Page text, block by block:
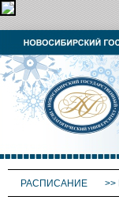
РАСПИСАНИЕ >>